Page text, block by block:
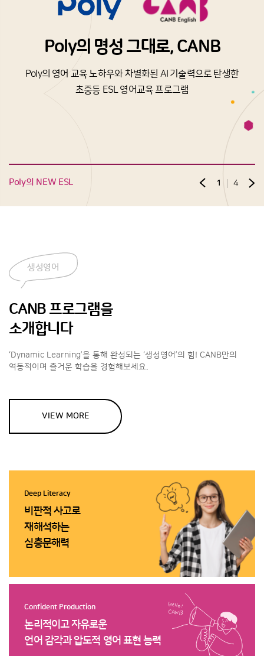
Poly의 명성 그대로, CANB
Poly의 영어 교육노하우와 차별화된 AI 기술력으로 탄생한
초중등 ESL 영어교육프로그램
Poly의 NEW ESL 1 4
생성영어
CANB 프로그램을
소개합니다
‘Dynamic Learning’을 통해 완성되는 ‘생성영어’의 힘! CANB만의
역동적이며 즐거운 학습을 경험해보세요.
VIEW MORE
Deep Literacy
비판적 사고로
재해석하는
심층문해력
Confident Production
논리적이고 자유로운
언어 감각과 압도적 영어 표현 능력